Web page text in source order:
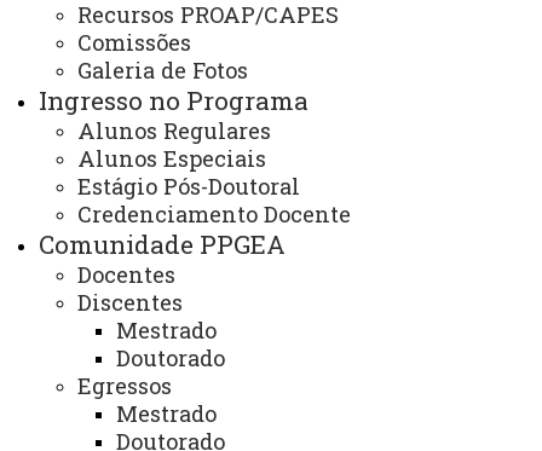
Recursos PROAP/CAPES
Comissões
Galeria de Fotos
Ingresso no Programa
Alunos Regulares
Alunos Especiais
Estágio Pós-Doutoral
Credenciamento Docente
Comunidade PPGEA
Docentes
Discentes
Mestrado
Doutorado
Egressos
Mestrado
Doutorado
Mestrado e Doutorado em Engenharia de Energia
Edital Nº 26/2025-PPGEA -
Inscrição para seleção interna
de discentes do PPGEA,
candidatos a bolsas de estudos
para o segundo semestre do ano
letivo de 2025